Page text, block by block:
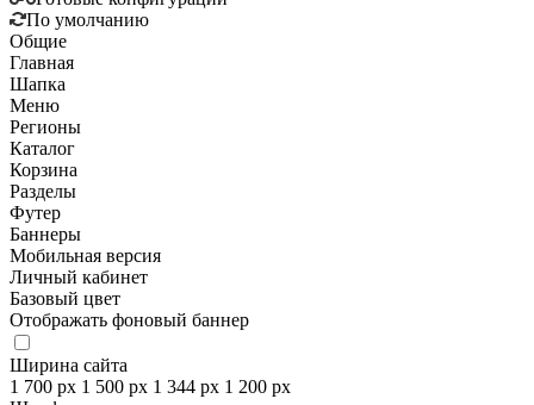
По умолчанию
Общие
Главная
Шапка
Меню
Регионы
Каталог
Корзина
Разделы
Футер
Баннеры
Мобильная версия
Личный кабинет
Базовый цвет
Отображать фоновый баннер
Ширина сайта
1 700 px 1 500 px 1 344 px 1 200 px